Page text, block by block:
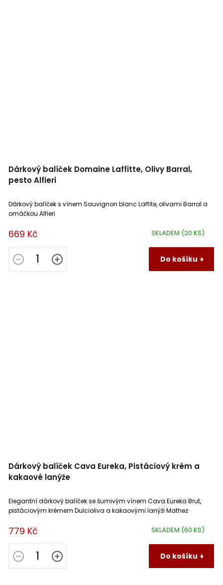
Dárkový balíček Domaine Laffitte, Olivy Barral,
pesto Alfieri
SKLADEM (20 KS)
669 Kč
Do košíku
Dárkový balíček s vínem Sauvignon blanc Laffite, olivami Barral a
omáčkou Alfieri
Dárkový balíček Cava Eureka, Pistáciový krém a
kakaové lanýže
SKLADEM (60 KS)
779 Kč
Do košíku
Elegantní dárkový balíček se šumivým vínem Cava Eureka Brut,
pistáciovým krémem Dulcioliva a kakaovými lanýži Mathez